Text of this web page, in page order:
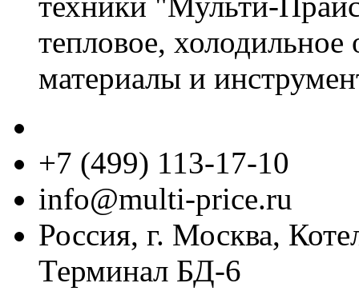
тепловое,
материалы и
+7 (499) 113-17-10
info@multi-price.ru
Россия, г. Москва,
Терминал БД-6